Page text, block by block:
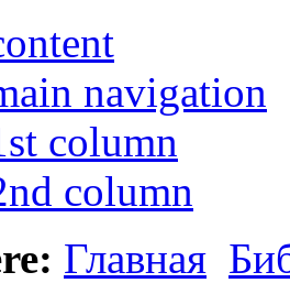
navigation
column
column
Главная